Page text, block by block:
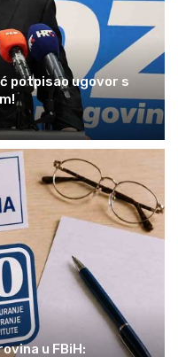
potpisao ugovor s
u FBiH: